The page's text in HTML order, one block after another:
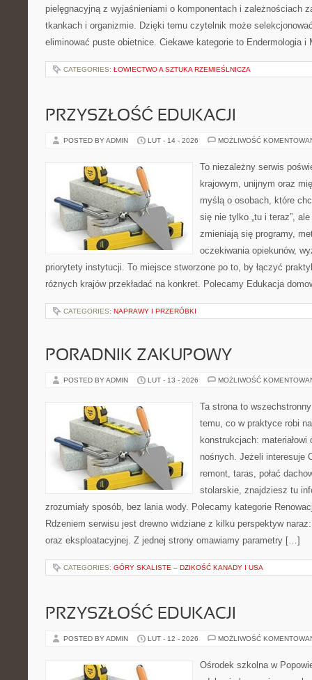
pielęgnacyjną z wyjaśnieniami o komponentach i zależnościach
tkankach i organizmie. Dzięki temu czytelnik może
eliminować puste obietnice. Ciekawe kategorie to Endermologia
CATEGORIES: ŁOWIECTWO A SZTUKA RZEMIEŚLNICZA
PRZYSZŁOŚĆ EDUKACJI
POSTED BY ADMIN LUT - 14 - 2026 MOŻLIWOŚĆ
To niezależny serwis
krajowym, unijnym oraz
myślą o osobach, które
się nie tylko „tu i teraz”,
zmieniają się programy,
oczekiwania opiekunów,
priorytety instytucji. To miejsce stworzone po to, by łączyć
różnych krajów przekładać na konkret. Polecamy Edukacja
CATEGORIES: NAPRAWY I PRZERÓBKI
PORADNIK ZAKUPOWY
POSTED BY ADMIN LUT - 13 - 2026 MOŻLIWOŚĆ
Ta strona to
temu, co w praktyce robi
konstrukcjach:
nośnych. Jeżeli interesuje
remont, taras, połać
stolarskie, znajdziesz tu
zrozumiały sposób, bez lania wody. Polecamy kategorie
Rdzeniem serwisu jest drewno widziane z kilku perspektyw
oraz eksploatacyjnej. Z jednej strony omawiamy parametry […]
CATEGORIES: GÓRY SKALISTE – DZIKOŚĆ KANADY I USA
PRZYSZŁOŚĆ EDUKACJI
POSTED BY ADMIN LUT - 12 - 2026 MOŻLIWOŚĆ
Ośrodek szkolna w